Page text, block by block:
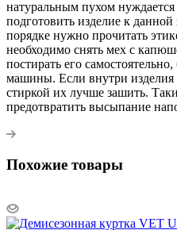
натуральным пухом
подготовить изделие к
порядке нужно прочитать
необходимо снять мех с
постирать его
машины. Если внутри изделия
стиркой их лучше зашить.
предотвратить высыпание
Похожие товары